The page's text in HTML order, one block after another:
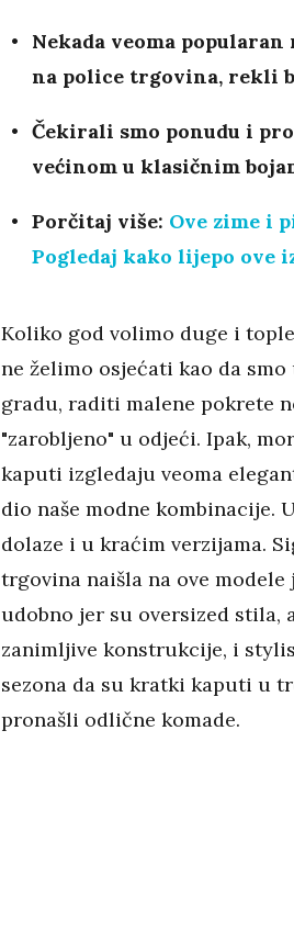
Nekada veoma
na police trgovina, rekli
Čekirali smo ponudu i
većinom u klasičnim
Porčitaj više: Ove zime i
Pogledaj kako lijepo ove
Koliko god volimo duge i
ne želimo osjećati kao da
gradu, raditi malene pokrete
"zarobljeno" u odjeći. Ipak,
kaputi izgledaju veoma
dio naše modne kombinacije.
dolaze i u kraćim verzijama.
trgovina naišla na ove
udobno jer su oversized stila,
zanimljive konstrukcije, i
sezona da su kratki kaputi u
pronašli odlične komade.